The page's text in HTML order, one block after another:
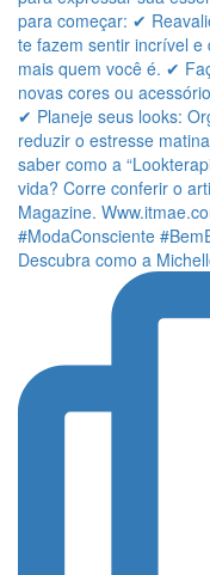
Descubra como a